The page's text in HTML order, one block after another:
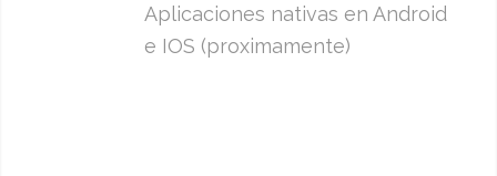
Aplicaciones nativas en Android
e IOS (proximamente)